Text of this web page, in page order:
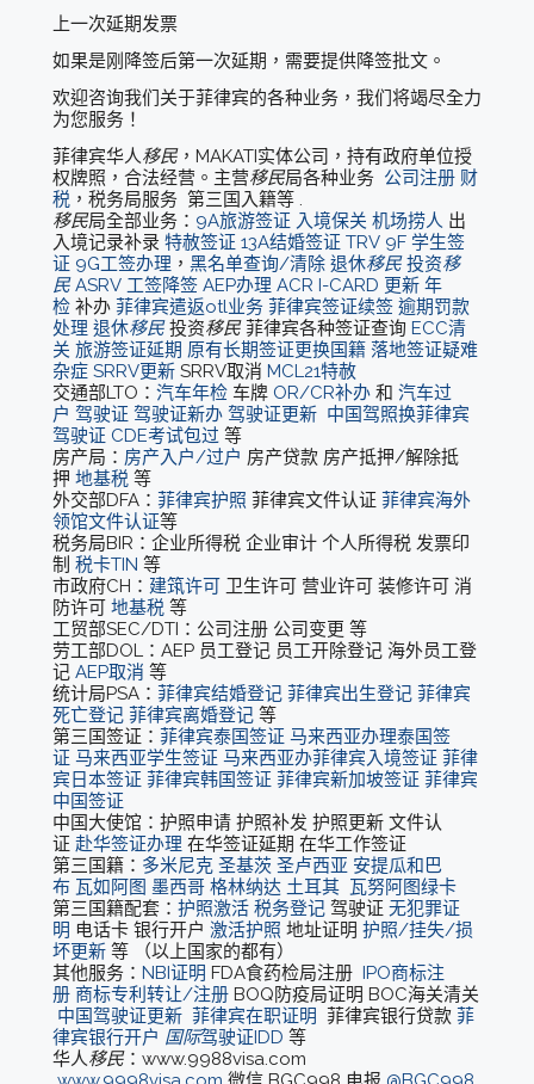
上一次延期发票
如果是刚降签后第一次延期，需要提供降签批文。
欢迎咨询我们关于菲律宾的各种业务，我们将竭尽全力
为您服务！
菲律宾华人移民，MAKATI实体公司，持有政府单位授
权牌照，合法经营。主营移民局各种业务 公司注册 财
税，税务局服务 第三国入籍等 .
移民局全部业务： 9A旅游签证 入境保关 机场捞人 出
入境记录补录 特赦签证 13A结婚签证 TRV 9F 学生签
证 9G工签办理 ， 黑名单查询/清除 退休移民 投资移
民 ASRV 工签降签 AEP办理 ACR I-CARD 更新 年
检 补办 菲律宾遣返otl业务 菲律宾签证续签 逾期罚款
处理 退休移民投资移民菲律宾各种签证查询 ECC清
关 旅游签证延期 原有长期签证更换国籍 落地签证疑难
杂症 SRRV更新SRRV取消 MCL21特赦
交通部LTO： 汽车年检车牌 OR/CR补办和 汽车过
户 驾驶证 驾驶证新办 驾驶证更新 中国驾照换菲律宾
驾驶证 CDE考试包过等
房产局： 房产入户/过户 房产贷款 房产抵押/解除抵
押 地基税等
外交部DFA： 菲律宾护照 菲律宾文件认证 菲律宾海外
领馆文件认证等
税务局BIR：企业所得税 企业审计 个人所得税 发票印
制 税卡TIN 等
市政府CH： 建筑许可卫生许可 营业许可 装修许可 消
防许可 地基税等
工贸部SEC/DTI：公司注册 公司变更 等
劳工部DOL：AEP 员工登记 员工开除登记 海外员工登
记 AEP取消 等
统计局PSA： 菲律宾结婚登记 菲律宾出生登记 菲律宾
死亡登记 菲律宾离婚登记等
第三国签证： 菲律宾泰国签证 马来西亚办理泰国签
证 马来西亚学生签证 马来西亚办菲律宾入境签证 菲律
宾日本签证 菲律宾韩国签证 菲律宾新加坡签证 菲律宾
中国签证
中国大使馆：护照申请 护照补发 护照更新 文件认
证 赴华签证办理 在华签证延期 在华工作签证
第三国籍： 多米尼克 圣基茨 圣卢西亚 安提瓜和巴
布 瓦如阿图 墨西哥 格林纳达 土耳其 瓦努阿图绿卡
第三国籍配套： 护照激活 税务登记驾驶证 无犯罪证
明 电话卡 银行开户 激活护照 地址证明 护照/挂失/损
坏更新等 （以上国家的都有）
其他服务： NBI证明 FDA食药检局注册 IPO商标注
册 商标专利转让/注册BOQ防疫局证明 BOC海关清关
中国驾驶证更新 菲律宾在职证明 菲律宾银行贷款 菲
律宾银行开户 国际驾驶证IDD 等
华人移民：www.9988visa.com